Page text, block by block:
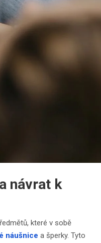
návrat k
které v sobě
náušnice a šperky. Tyto